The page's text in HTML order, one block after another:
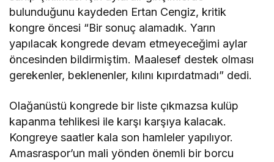
bulunduğunu kaydeden Ertan Cengiz, kritik
kongre öncesi “Bir sonuç alamadık. Yarın
yapılacak kongrede devam etmeyeceğimi aylar
öncesinden bildirmiştim. Maalesef destek olması
gerekenler, beklenenler, kılını kıpırdatmadı” dedi.
Olağanüstü kongrede bir liste çıkmazsa kulüp
kapanma tehlikesi ile karşı karşıya kalacak.
Kongreye saatler kala son hamleler yapılıyor.
Amasraspor’un mali yönden önemli bir borcu